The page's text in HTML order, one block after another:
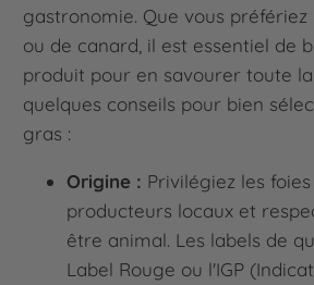
gastronomie. Que vous
ou de canard, il est essentiel de
produit pour en savourer toute
quelques conseils pour bien
gras :
Origine : Privilégiez les
producteurs locaux et
être animal. Les labels de
Label Rouge ou l'IGP